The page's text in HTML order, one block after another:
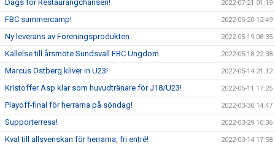
Dags för Restaurangchansen! 2022-07-21 01:19
FBC summercamp! 2022-05-20 12:49
Ny leverans av Föreningsprodukten 2022-05-19 08:35
Kallelse till årsmöte Sundsvall FBC Ungdom 2022-05-18 22:38
Marcus Östberg kliver in U23! 2022-05-14 21:12
Kristoffer Asp klar som huvudtränare för J18/U23! 2022-05-11 17:25
Playoff-final för herrarna på söndag! 2022-03-30 14:47
Supporterresa! 2022-03-29 10:36
Kval till allsvenskan för herrarna, fri entré! 2022-03-14 17:58